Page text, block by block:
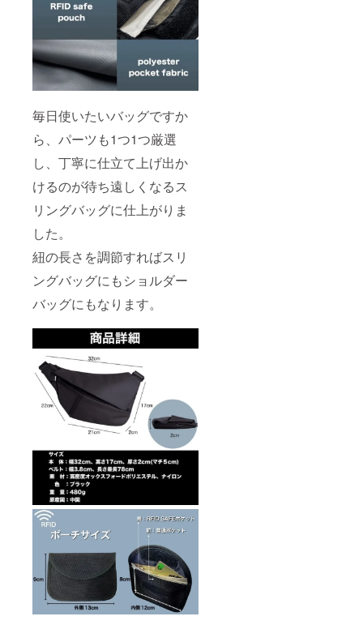
毎日使いたいバッグですか
ら、パーツも1つ1つ厳選
し、丁寧に仕立て上げ出か
けるのが待ち遠しくなるス
リングバッグに仕上がりま
した。
紐の長さを調節すればスリ
ングバッグにもショルダー
バッグにもなります。